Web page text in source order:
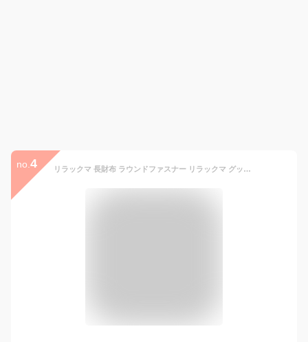
no. 4 リラックマ 長財布 ラウンドファスナー リラックマ グッズ 大人 向け 新 商品 本革 牛革 レザー ウォレット wallet 大人 かわいい キャラクター プレゼント ギフト 誕生日 記念日 ハロウィン クリスマス 【 rk0059 】